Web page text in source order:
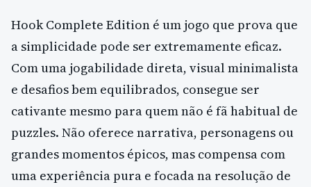
Hook Complete Edition é um jogo que prova que
a simplicidade pode ser extremamente eficaz.
Com uma jogabilidade direta, visual minimalista
e desafios bem equilibrados, consegue ser
cativante mesmo para quem não é fã habitual de
puzzles. Não oferece narrativa, personagens ou
grandes momentos épicos, mas compensa com
uma experiência pura e focada na resolução de